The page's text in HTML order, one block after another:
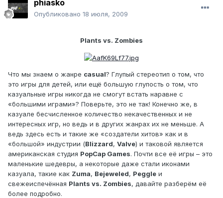
phiasko
Опубликовано 18 июля, 2009
Plants vs. Zombies
Что мы знаем о жанре casual? Глупый стереотип о том, что
это игры для детей, или ещё большую глупость о том, что
казуальные игры никогда не смогут встать наравне с
«большими играми»? Поверьте, это не так! Конечно же, в
казуале бесчисленное количество некачественных и не
интересных игр, но ведь и в других жанрах их не меньше. А
ведь здесь есть и такие же «создатели хитов» как и в
«большой» индустрии (Blizzard, Valve) и таковой является
американская студия PopCap Games. Почти все её игры – это
маленькие шедевры, а некоторые даже стали иконами
казуала, такие как Zuma, Bejeweled, Peggle и
свежеиспечённая Plants vs. Zombies, давайте разберём её
более подробно.